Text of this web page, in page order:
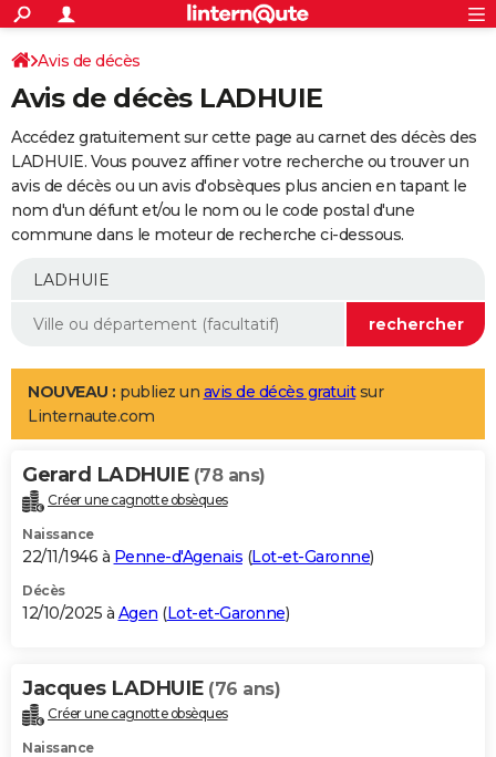
ACTUALITÉS
Politique
Société
Faits Divers
Education
Monde
Villes
+
SPORT
Coupe du monde 2026
Football
Tennis
Cyclisme
Rugby
Forum
Programme TV
TNTStreaming
Cinéma
Sorties cinéma
Musique
+
FINANCE
Retraite
Epargne
Immobilier
Risques naturels par ville
Banque
Assurance
AUTO
Essais
Réserver un essai
Citadines
Berlines
SUV
Forum auto
+
Mobiles
Meilleur smartphone
Internet
Ordinateurs
Jeux vidéo
Guide high-tech
Aménagement intérieur
LIFESTYLE
Art de vivre
Bien-être
Loisirs
Mode
Modes de vie
Alimentation
Guide de la santé
Maladies
Médicaments
Sommeil
VOYAGE
Destinations
City break
Voyage nature
Voyage de noces
Forum
Climat
+PHOTO
GUIDES D'ACHAT
BONS PLANS
Carte de Noël
Carte Bonne année
Carte Saint-Valentin
Carte Pâques
Carte d'anniversaire
DICTIONNAIRE
Dictionnaire
Biographies
Citations
Expressions
Proverbes
PROGRAMME TV
Avis de décès
Avis de décès LADHUIE
Accédez gratuitement sur cette page au carnet des décès des
LADHUIE. Vous pouvez affiner votre recherche ou trouver un
avis de décès ou un avis d'obsèques plus ancien en tapant le
nom d'un défunt et/ou le nom ou le code postal d'une
commune dans le moteur de recherche ci-dessous.
NOUVEAU : publiez un avis de décès gratuitsur
Linternaute.com
Gerard LADHUIE (78 ans)
Créer une cagnotte obsèques
Naissance
22/11/1946 à Penne-d'Agenais (Lot-et-Garonne)
Décès
12/10/2025 à Agen (Lot-et-Garonne)
Jacques LADHUIE (76 ans)
Créer une cagnotte obsèques
Naissance